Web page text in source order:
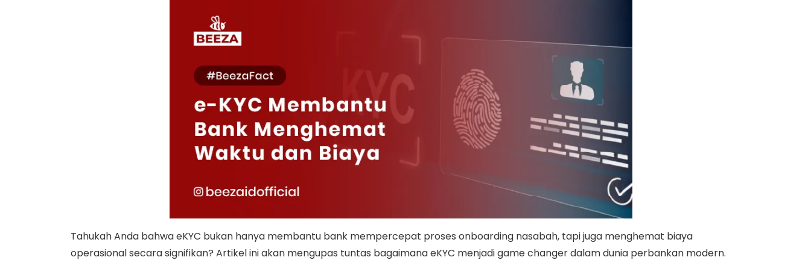
Tahukah Anda bahwa eKYC bukan hanya membantu bank mempercepat proses onboarding nasabah, tapi juga menghemat biaya
operasional secara signifikan? Artikel ini akan mengupas tuntas bagaimana eKYC menjadi game changer dalam dunia perbankan modern.